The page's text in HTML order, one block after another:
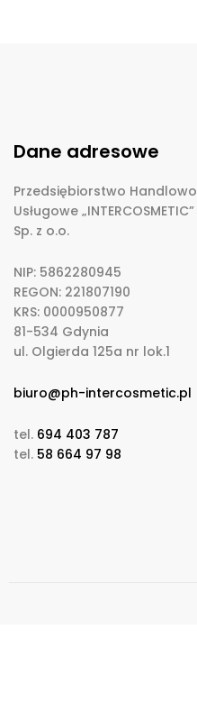
Dane adresowe
Przedsiębiorstwo Handlowo
Usługowe „INTERCOSMETIC”
Sp. z o.o.
NIP: 5862280945
REGON: 221807190
KRS: 0000950877
81-534 Gdynia
ul. Olgierda 125a nr lok.1
biuro@ph-intercosmetic.pl
tel. 694 403 787
tel. 58 664 97 98